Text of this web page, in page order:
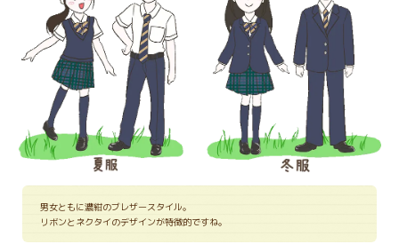
男女ともに濃紺のブレザースタイル。
リボンとネクタイのデザインが特徴的ですね。